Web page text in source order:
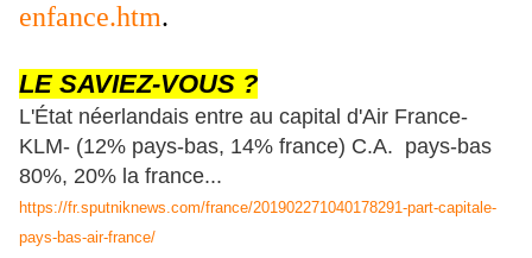
enfance.htm.
LE SAVIEZ-VOUS ?
L'État néerlandais entre au capital d'Air France-
KLM- (12% pays-bas, 14% france) C.A. pays-bas
80%, 20% la france...
https://fr.sputniknews.com/france/201902271040178291-part-capitale-
pays-bas-air-france/